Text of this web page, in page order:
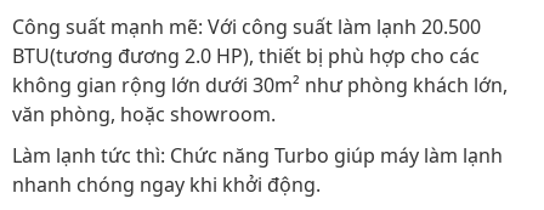
Công suất mạnh mẽ: Với công suất làm lạnh 20.500
BTU(tương đương 2.0 HP), thiết bị phù hợp cho các
không gian rộng lớn dưới 30m² như phòng khách lớn,
văn phòng, hoặc showroom.
Làm lạnh tức thì: Chức năng Turbo giúp máy làm lạnh
nhanh chóng ngay khi khởi động.